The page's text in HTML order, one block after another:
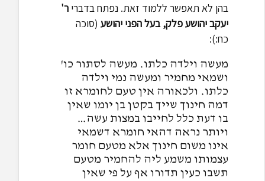
בהן לא תאפשר ללמוד זאת. נפתח בדבריר'
יעקב יהושע פלק, בעל הפני יהושע (סוכה
כח:):
מעשה וילדה כלתו. מעשה לסתור כו'
ושמאי מחמיר ומעשה נמי וילדה
כלתו. ולכאורה אין טעם לחומרא זו
דמה חינוך שייך בקטן בן יומו שאין
בו דעת כלל לחייבו במצות עשה…
ויותר נראה דהאי חומרא דשמאי
אינו משום חינוך אלא מטעם חומר
עצמותו משמע ליה להחמיר מטעם
תשבו כעין תדורו אף על פי שאין